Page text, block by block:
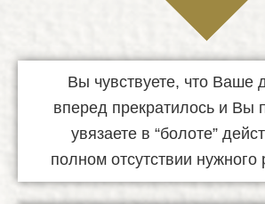
Вы чувствуете, что Ваше
вперед прекратилось и Вы
увязаете в “болоте”
полном отсутствии нужного